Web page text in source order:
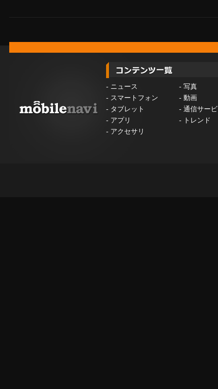
- ニュース - 写真
- スマートフォン - 動画
- タブレット - 通信サー
- アプリ -
トレンド
- アクセサリ